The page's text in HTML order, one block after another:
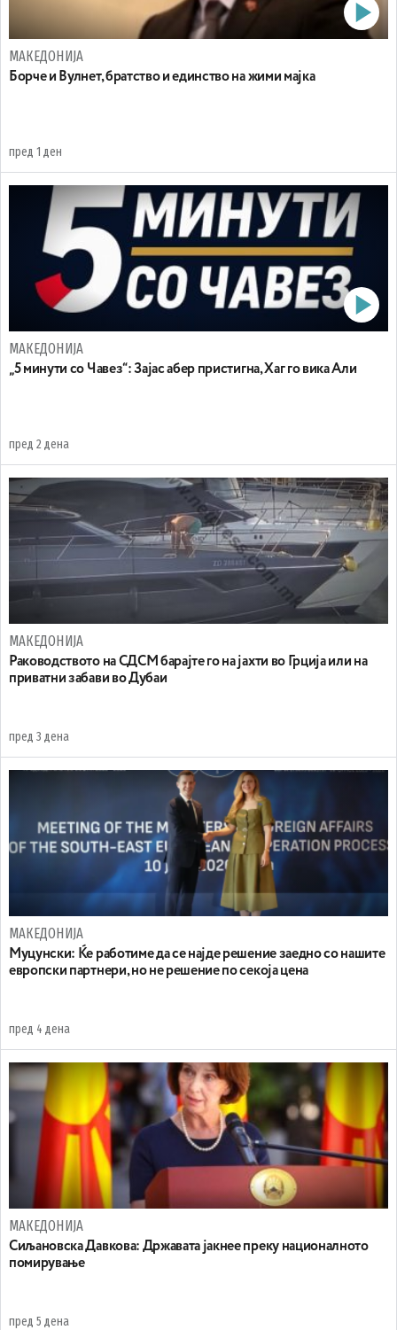
МАКЕДОНИЈА
Борче и Вулнет, братство и единство на жими мајка
пред 1 ден
МАКЕДОНИЈА
„5 минути со Чавез“: Зајас абер пристигна, Хаг го вика Али
пред 2 дена
МАКЕДОНИЈА
Раководството на СДСМ барајте го на јахти во Грција или на
приватни забави во Дубаи
пред 3 дена
МАКЕДОНИЈА
Муцунски: Ќе работиме да се најде решение заедно со нашите
европски партнери, но не решение по секоја цена
пред 4 дена
МАКЕДОНИЈА
Сиљановска Давкова: Државата јакнее преку националното
помирување
пред 5 дена